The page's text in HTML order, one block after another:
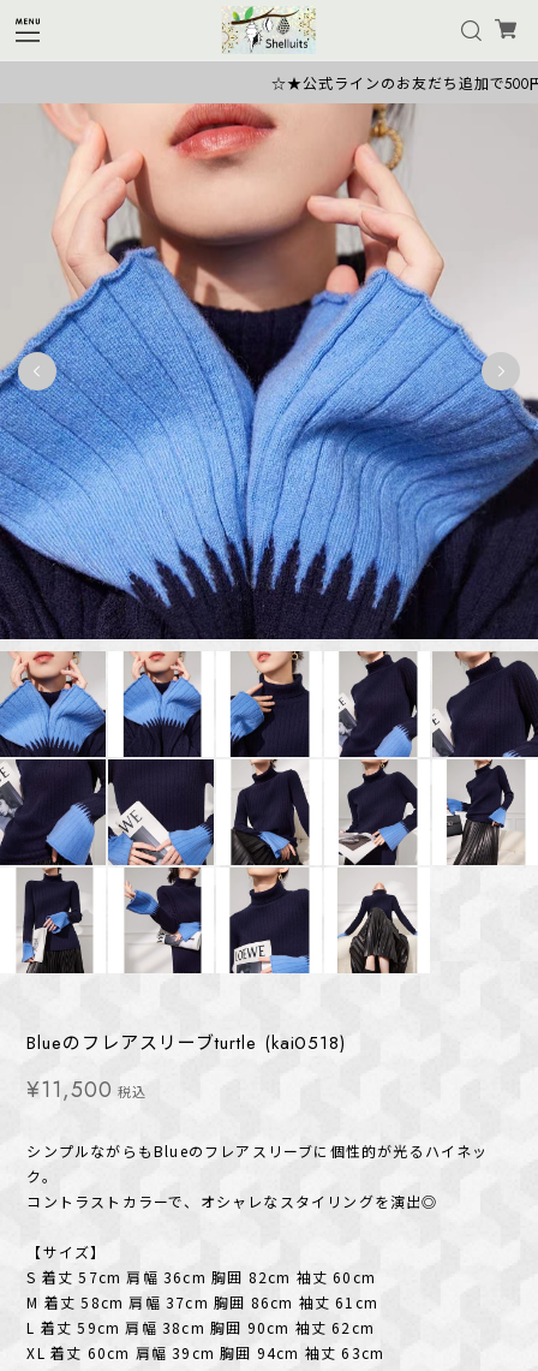
☆★公式ラインのお友だち追加で500円
Blueのフレアスリーブturtle (kai0518)
¥11,500 税込
シンプルながらもBlueのフレアスリーブに個性的が光るハイネッ
ク。
コントラストカラーで、オシャレなスタイリングを演出◎
【サイズ】
S 着丈 57cm 肩幅 36cm 胸囲 82cm 袖丈 60cm
M 着丈 58cm 肩幅 37cm 胸囲 86cm 袖丈 61cm
L 着丈 59cm 肩幅 38cm 胸囲 90cm 袖丈 62cm
XL 着丈 60cm 肩幅 39cm 胸囲 94cm 袖丈 63cm